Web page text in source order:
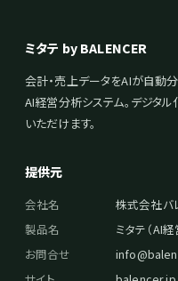
ミタテ by BALENCER
会計・売上データをAIが自動
AI経営分析システム。デジタ
いただけます。
提供元
会社名
株式会社バ
製品名
ミタテ（AI
お問合せ